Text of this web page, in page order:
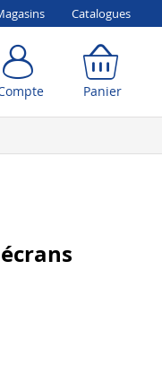
Catalogues
Panier
Panier